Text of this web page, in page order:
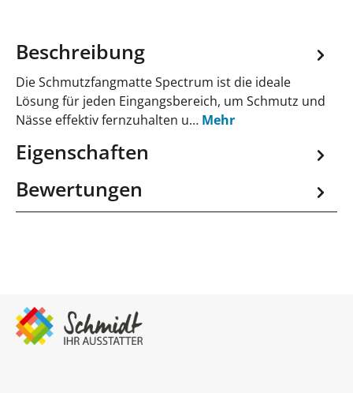
Beschreibung
Die Schmutzfangmatte Spectrum ist die ideale
Lösung für jeden Eingangsbereich, um Schmutz und
Nässe effektiv fernzuhalten u… Mehr
Eigenschaften
Bewertungen